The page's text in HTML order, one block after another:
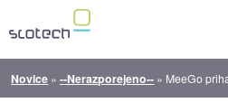
Novice »--Nerazporejeno-- » MeeGo